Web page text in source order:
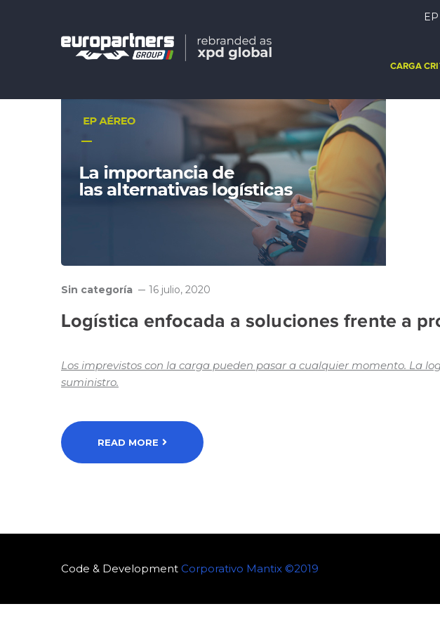
CARGA
Sin categoría 16 julio, 2020
Logística enfocada a soluciones frente a
Los imprevistos con la carga pueden pasar a cualquier momento. La
suministro.
READ MORE
Code & Development Corporativo Mantix ©2019